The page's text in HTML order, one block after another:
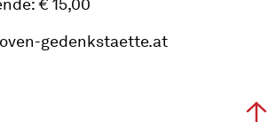
€ 15,00
gedenkstaette.at